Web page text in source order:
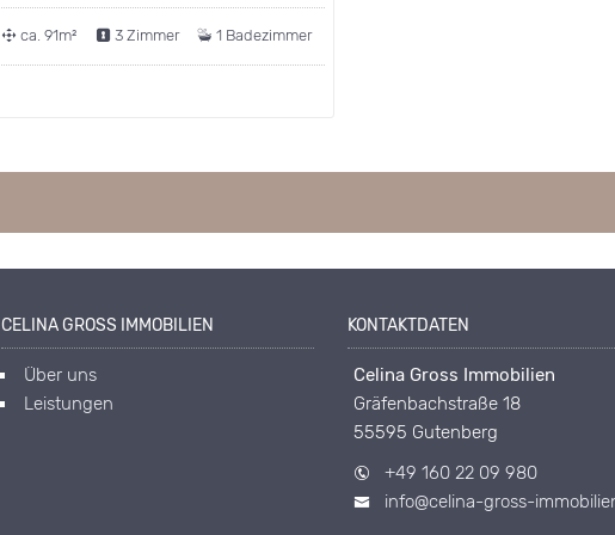
ca. 91m² 3 Zimmer 1 Badezimmer
CELINA GROSS IMMOBILIEN
Über uns
Leistungen
KONTAKTDATEN
Celina Gross Immobilien
Gräfenbachstraße 18
55595 Gutenberg
+49 160 22 09 980
info@celina-gross-